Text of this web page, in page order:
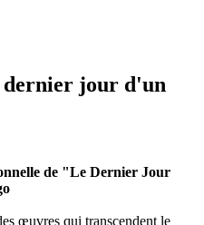
dernier jour d'un
de "Le Dernier Jour
œuvres qui transcendent le